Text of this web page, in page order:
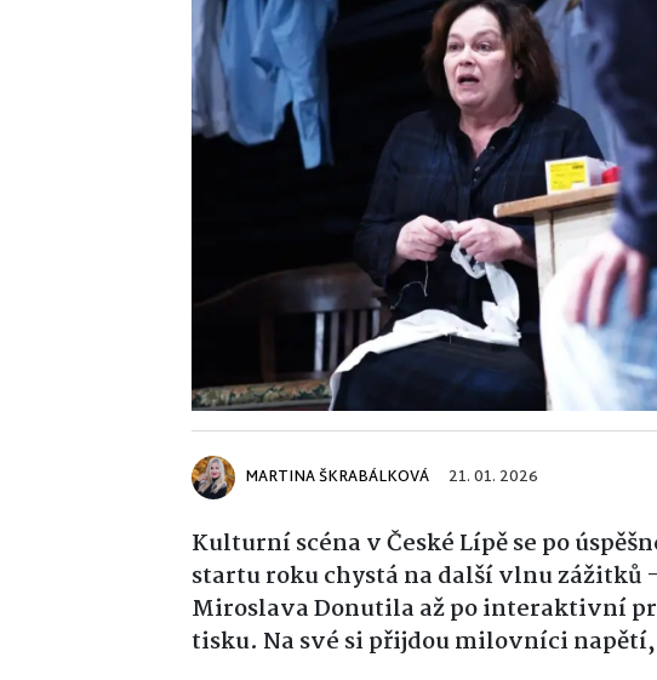
MARTINA ŠKRABÁLKOVÁ 21. 01. 2026
Kulturní scéna v České Lípě se po
startu roku chystá na další vlnu zážitků
Miroslava Donutila až po interaktivní
tisku. Na své si přijdou milovníci